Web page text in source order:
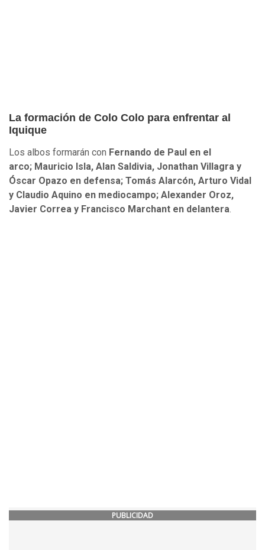
La formación de Colo Colo para enfrentar al
Iquique
Los albos formarán con Fernando de Paul en el
arco; Mauricio Isla, Alan Saldivia, Jonathan Villagra y
Óscar Opazo en defensa; Tomás Alarcón, Arturo Vidal
y Claudio Aquino en mediocampo; Alexander Oroz,
Javier Correa y Francisco Marchant en delantera.
PUBLICIDAD